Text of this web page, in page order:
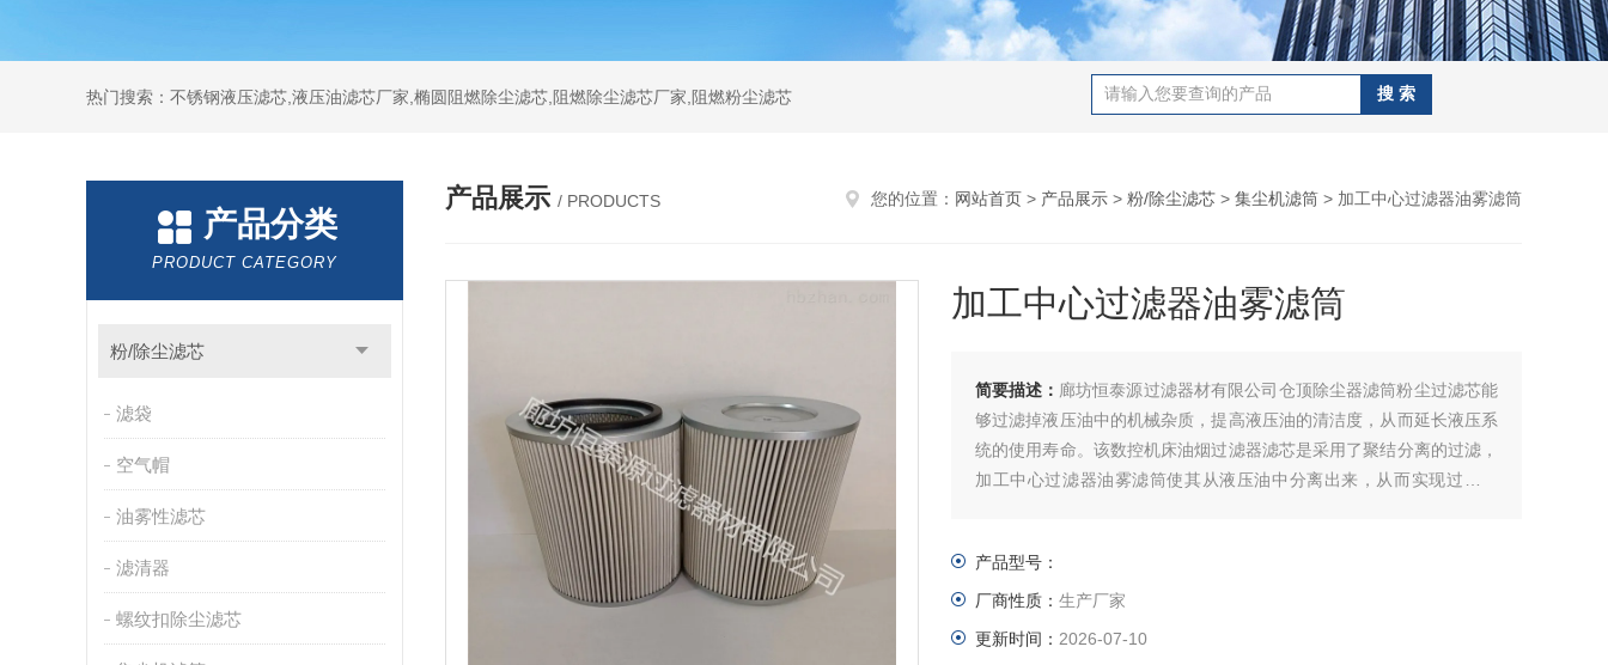
热门搜索：不锈钢液压滤芯,液压油滤芯厂家,椭圆阻燃除尘滤芯,阻燃除尘滤芯厂家,阻燃粉尘滤芯
产品分类
PRODUCT CATEGORY
粉/除尘滤芯
滤袋
空气帽
油雾性滤芯
滤清器
螺纹扣除尘滤芯
产品展示 / PRODUCTS 您的位置： 网站首页 > 产品展示 > 粉/除尘滤芯 > 集尘机滤筒 > 加工中心过滤器油雾滤筒
加工中心过滤器油雾滤筒
简要描述： 廊坊恒泰源过滤器材有限公司仓顶除尘器滤筒粉尘过滤芯能
够过滤掉液压油中的机械杂质，提高液压油的清洁度，从而延长液压系
统的使用寿命。该数控机床油烟过滤器滤芯是采用了聚结分离的过滤，
加工中心过滤器油雾滤筒使其从液压油中分离出来，从而实现过滤效
产品型号：
厂商性质： 生产厂家
更新时间： 2026-07-10